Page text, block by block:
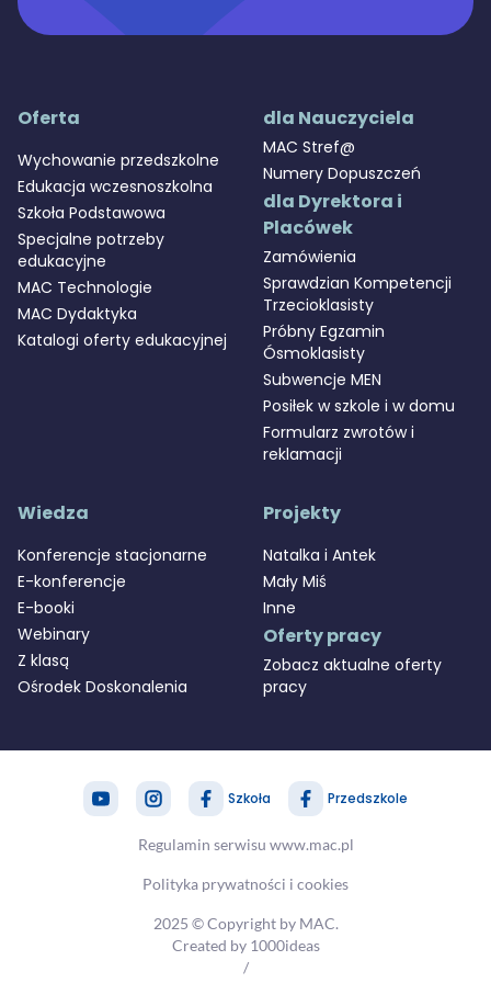
zapytaj nas MAC Stref@
Oferta
Wychowanie przedszkolne
Edukacja wczesnoszkolna
Szkoła Podstawowa
Specjalne potrzeby
edukacyjne
MAC Technologie
MAC Dydaktyka
Katalogi oferty edukacyjnej
dla Nauczyciela
MAC Stref@
Numery Dopuszczeń
dla Dyrektora i
Placówek
Zamówienia
Sprawdzian Kompetencji
Trzecioklasisty
Próbny Egzamin
Ósmoklasisty
Subwencje MEN
Posiłek w szkole i w domu
Formularz zwrotów i
reklamacji
Wiedza
Konferencje stacjonarne
E-konferencje
E-booki
Webinary
Z klasą
Ośrodek Doskonalenia
Projekty
Natalka i Antek
Mały Miś
Inne
Oferty pracy
Zobacz aktualne oferty
pracy
Szkoła Przedszkole
Regulamin serwisu www.mac.pl
Polityka prywatności i cookies
2025 © Copyright by MAC.
Created by 1000ideas
/